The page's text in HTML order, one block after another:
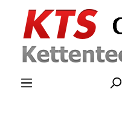
Zum Hauptinhalt springen